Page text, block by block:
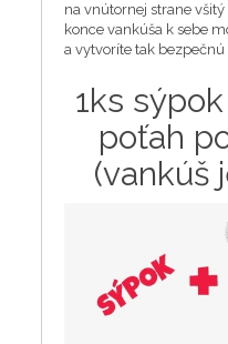
na vnútornej strane
konce vankúša k sebe
a vytvoríte tak
1ks
poťah
(vankúš